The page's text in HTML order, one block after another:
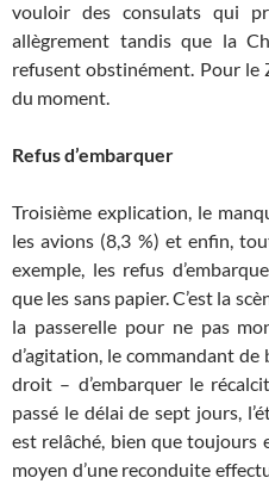
vouloir des consulats qui
allègrement tandis que la
refusent obstinément. Pour le
du moment.
Refus d’embarquer
Troisième explication, le
les avions (8,3 %) et enfin,
exemple, les refus
que les sans papier. C’est la
la passerelle pour ne pas
d’agitation, le commandant de
droit – d’embarquer le
passé le délai de sept jours,
est relâché, bien que toujours
moyen d’une reconduite